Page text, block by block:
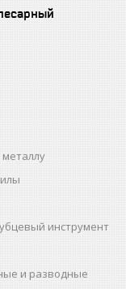
инструмент
и разводные